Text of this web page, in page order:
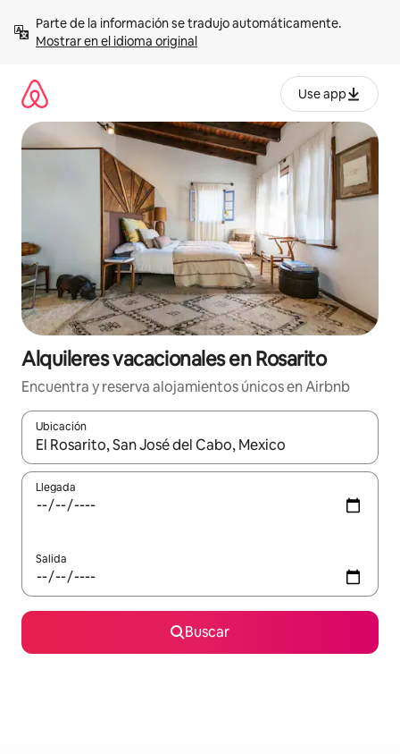
contenidoMostrar en el idioma original
Use app
Alquileres vacacionales en Rosarito
Encuentra y reserva alojamientos únicos en Airbnb
Ubicación
Cuando los resultados estén disponibles, navega con las
Llegada
Salida
Buscar